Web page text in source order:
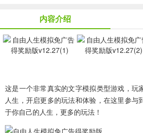
内容介绍
这是一个非常真实的文字模拟类型游戏，玩
人生，开启更多的玩法和体验，在这里参与
于你自己的人生，更多的玩法！